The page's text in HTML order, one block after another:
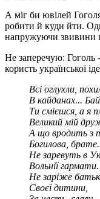
А міг би ювілей
робити й куди йти.
напружуючи звивини
Не заперечую: Гоголь
користь української
Всі оглухли,
В кайданах...
Ти смієшся, а я
Великий мій
А що вродить з
Богилова,
Не заревуть в
Вольнії гармати.
Не заріже
Своєї дитини,